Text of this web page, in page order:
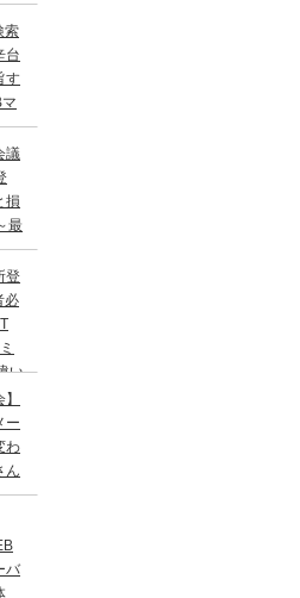
索
台
す
議
損
最
登
必
い
ー
わ
ん
バ